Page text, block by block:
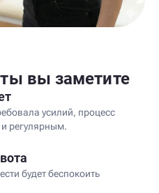
вы заметите
усилий, процесс
регулярным.
будет беспокоить